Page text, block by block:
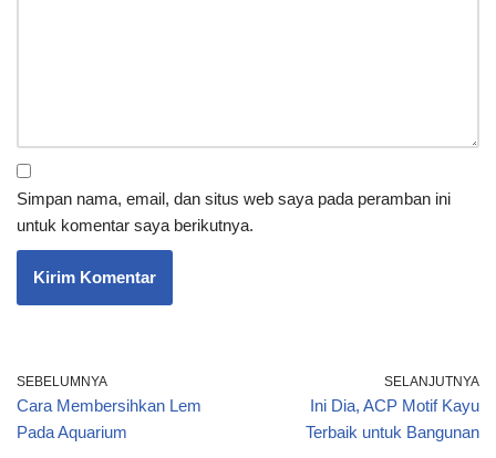
Simpan nama, email, dan situs web saya pada peramban ini
untuk komentar saya berikutnya.
SEBELUMNYA
Cara Membersihkan Lem
Pada Aquarium
SELANJUTNYA
Ini Dia, ACP Motif Kayu
Terbaik untuk Bangunan